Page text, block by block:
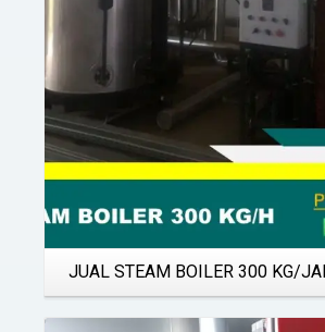
JUAL STEAM BOILER 300 KG/